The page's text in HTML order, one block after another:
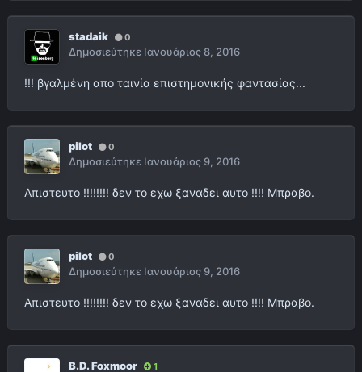
stadaik 0
Δημοσιεύτηκε Ιανουάριος 8, 2016
!!! βγαλμένη απο ταινία επιστημονικής φαντασίας...
pilot 0
Δημοσιεύτηκε Ιανουάριος 9, 2016
Απιστευτο !!!!!!!! δεν το εχω ξαναδει αυτο !!!! Μπραβο.
pilot 0
Δημοσιεύτηκε Ιανουάριος 9, 2016
Απιστευτο !!!!!!!! δεν το εχω ξαναδει αυτο !!!! Μπραβο.
B.D. Foxmoor 1